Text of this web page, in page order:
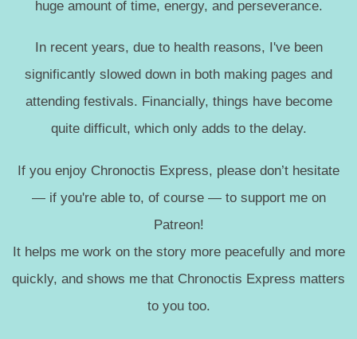
huge amount of time, energy, and perseverance.
In recent years, due to health reasons, I've been
significantly slowed down in both making pages and
attending festivals. Financially, things have become
quite difficult, which only adds to the delay.
If you enjoy Chronoctis Express, please don’t hesitate
— if you're able to, of course — to support me on
Patreon!
It helps me work on the story more peacefully and more
quickly, and shows me that Chronoctis Express matters
to you too.